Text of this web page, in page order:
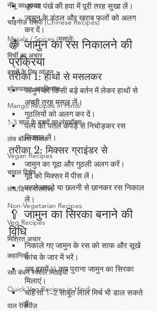
नींबू का अचार
चाइनीज़ रेसिपी (Chinese Recipes)
Masala / Spices (मसाले)
मिर्ची का अचार
बच्चों के लिए व्यंजन
ब्रेकफास्ट आइडियाज
Mango Recipes in Hindi
1-3 साल के बच्चों का लंचबॉक्स
लंच बॉक्स मैजिक
Vegan Recipes
चावल विशेष
लंच/डिनर रेसिपीज
Non-Vegetarian Recipes
Veg Recipes
मिश्रित अचार
कहानियाँ
रक्षा बंधन स्पेशल मिठाइयाँ
Quick Veg Recipes in Hindi
दाल रेसिपीज़
धूप या पंखे की हवा में पूरी तरह सुखा लें।
जामुन के डंठल और खराब फलों को अलग
कर दें।
🍇 जामुन का रस निकालने की
प्रक्रिया
तरीका 1: हाथों से मसलकर
जामुन को किसी बड़े बर्तन में लेकर हाथों से
अच्छी तरह मसल लें।
गुठलियों को अलग कर दें।
पल्प को पतले कपड़े से निचोड़कर रस
निकाल लें।
तरीका 2: मिक्सर ग्राइंडर से
जामुन का गूदा और गुठली अलग करें।
गूदे को मिक्सर में पीस लें।
पतले कपड़े या छलनी से छानकर रस निकाल
लें।
🥄 जामुन का सिरका बनाने की
विधि
निकाले गए जामुन के रस को साफ और सूखे
कांच के जार में भरें।
अब इसमें ¼ कप पुराना जामुन का सिरका
मिलाएं।
चाहें तो 1–2 साबुत लाल मिर्च भी डाल सकते
हैं।